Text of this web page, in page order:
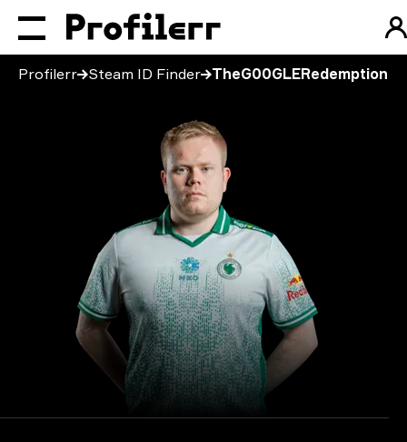
Profilerr Steam ID Finder TheG00GLERedemption